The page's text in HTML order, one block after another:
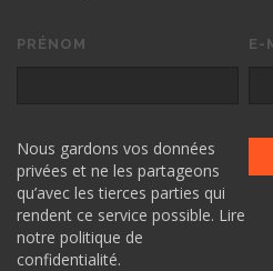
PRÉNOM E-
Nous gardons vos données
privées et ne les partageons
qu’avec les tierces parties qui
rendent ce service possible. Lire
notre politique de
confidentialité.